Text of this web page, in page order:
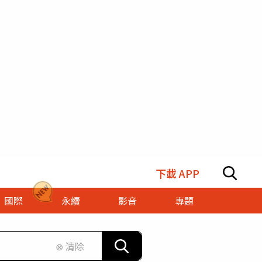
下載 APP
國際 永續 影音
專題
⊗ 清除